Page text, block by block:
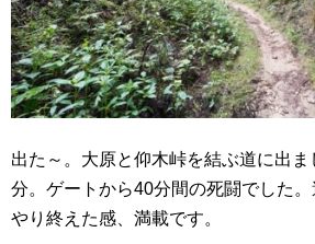
出た～。大原と仰木峠を結ぶ道に出
分。ゲートから40分間の死闘でした
やり終えた感、満載です。